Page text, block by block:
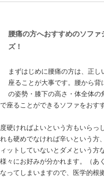
腰痛の方へおすすめのソファ
ズ！
まずはじめに腰痛の方は、正し
座ることが大事です。腰から背
の姿勢・膝下の高さ・体全体の
座ることができるソファをおす
硬ければよいという方もいらっ
も硬めでなければ辛いという方
ットしていないとダメという方
々にお好みが分かれます。（あ
ってしまいますので、医学的根